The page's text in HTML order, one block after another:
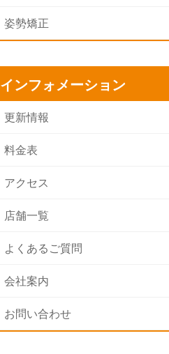
姿勢矯正
インフォメーション
更新情報
料金表
アクセス
店舗一覧
よくあるご質問
会社案内
お問い合わせ